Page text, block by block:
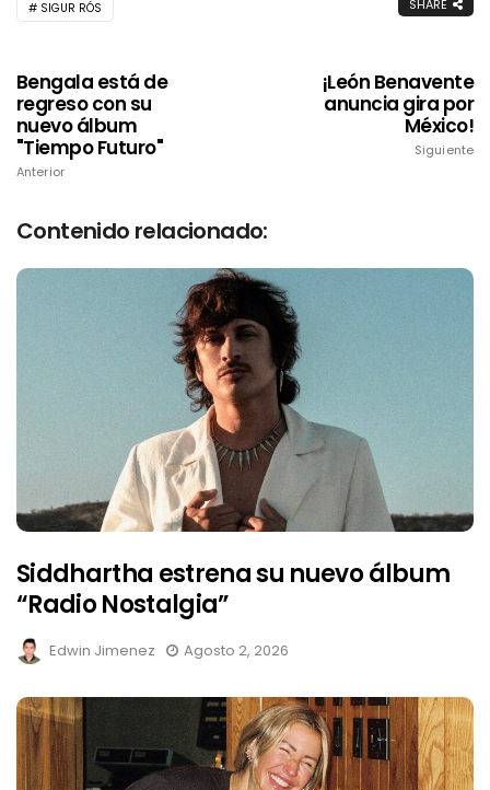
SIGUR RÓS SHARE
Bengala está de
regreso con su
nuevo álbum
"Tiempo Futuro"
Anterior
¡León Benavente
anuncia gira por
México!
Siguiente
Contenido relacionado:
Siddhartha estrena su nuevo álbum
“Radio Nostalgia”
Edwin Jimenez Agosto 2, 2026